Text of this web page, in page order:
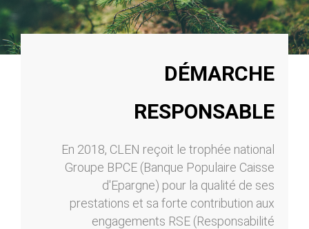
DÉMARCHE
RESPONSABLE
En 2018, CLEN reçoit le trophée national
Groupe BPCE (Banque Populaire Caisse
d'Epargne) pour la qualité de ses
prestations et sa forte contribution aux
engagements RSE (Responsabilité